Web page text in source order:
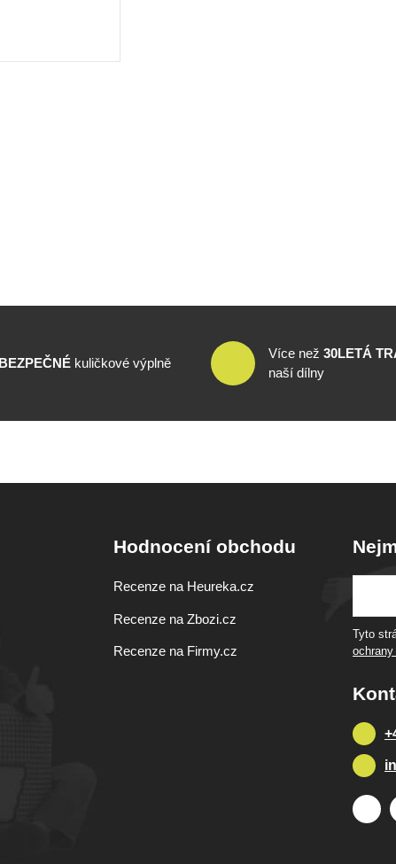
BEZPEČNÉ kuličkové výplně
Více než 30LETÁ
naší dílny
Hodnocení obchodu
Recenze na Heureka.cz
Recenze na Zbozi.cz
Recenze na Firmy.cz
Tyto